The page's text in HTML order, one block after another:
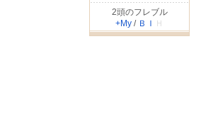
2頭のフレブル
+My / Ｂ Ｉ Ｈ